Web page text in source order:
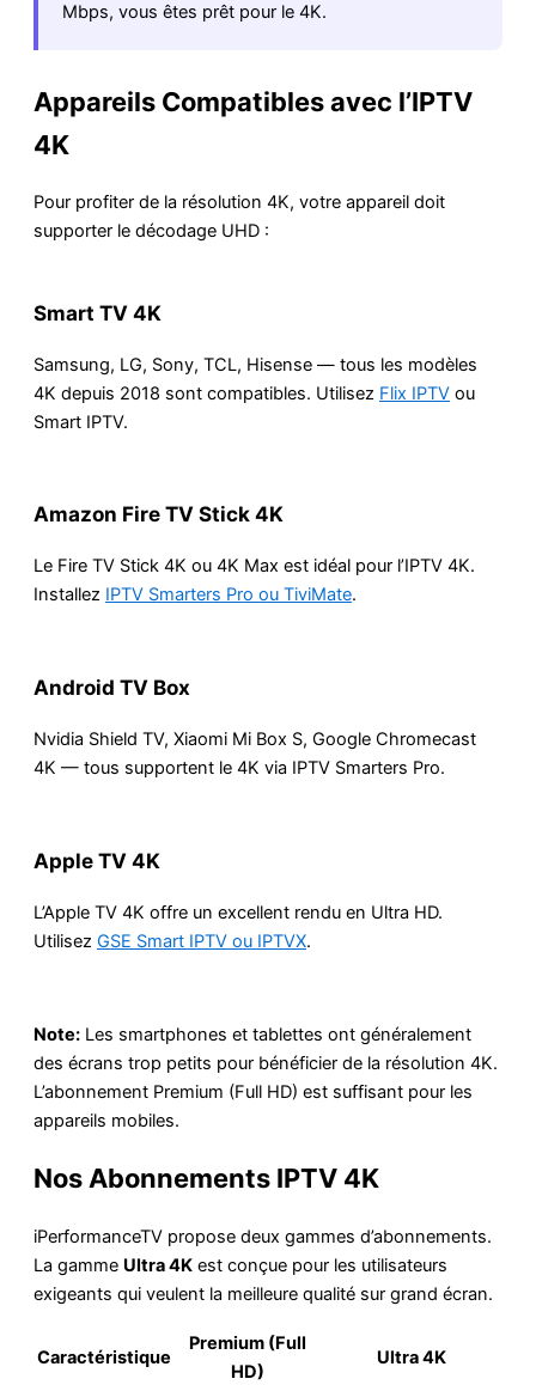
Mbps, vous êtes prêt pour le 4K.
Appareils Compatibles avec l’IPTV
4K
Pour profiter de la résolution 4K, votre appareil doit
supporter le décodage UHD :
Smart TV 4K
Samsung, LG, Sony, TCL, Hisense — tous les modèles
4K depuis 2018 sont compatibles. Utilisez Flix IPTV ou
Smart IPTV.
Amazon Fire TV Stick 4K
Le Fire TV Stick 4K ou 4K Max est idéal pour l’IPTV 4K.
Installez IPTV Smarters Pro ou TiviMate.
Android TV Box
Nvidia Shield TV, Xiaomi Mi Box S, Google Chromecast
4K — tous supportent le 4K via IPTV Smarters Pro.
Apple TV 4K
L’Apple TV 4K offre un excellent rendu en Ultra HD.
Utilisez GSE Smart IPTV ou IPTVX.
Note: Les smartphones et tablettes ont généralement
des écrans trop petits pour bénéficier de la résolution 4K.
L’abonnement Premium (Full HD) est suffisant pour les
appareils mobiles.
Nos Abonnements IPTV 4K
iPerformanceTV propose deux gammes d’abonnements.
La gamme Ultra 4K est conçue pour les utilisateurs
exigeants qui veulent la meilleure qualité sur grand écran.
Caractéristique
Premium (Full
HD)
Ultra 4K